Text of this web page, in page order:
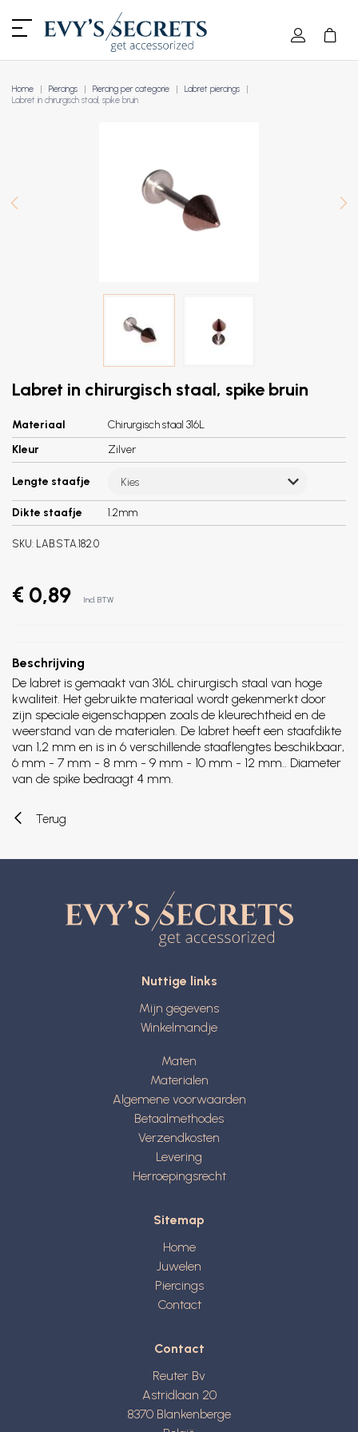
Home Piercings Piercing per categorie
Labret piercings
Labret in chirurgisch staal, spike bruin
Labret in chirurgisch staal, spike bruin
Materiaal
Chirurgisch staal 316L
Kleur
Zilver
Lengte staafje Kies
Dikte staafje 1.2mm
SKU: LAB.STA.182.0
€ 0,89 Incl. BTW
Beschrijving
De labret is gemaakt van 316L chirurgisch staal van hoge
kwaliteit. Het gebruikte materiaal wordt gekenmerkt door
zijn speciale eigenschappen zoals de kleurechtheid en de
weerstand van de materialen. De labret heeft een staafdikte
van 1,2 mm en is in 6 verschillende staaflengtes beschikbaar,
6 mm - 7 mm - 8 mm - 9 mm - 10 mm - 12 mm.. Diameter
van de spike bedraagt 4 mm.
Terug
Nuttige links
Mijn gegevens
Winkelmandje
Maten
Materialen
Algemene voorwaarden
Betaalmethodes
Verzendkosten
Levering
Herroepingsrecht
Sitemap
Home
Juwelen
Piercings
Contact
Contact
Reuter Bv
Astridlaan 20
8370 Blankenberge